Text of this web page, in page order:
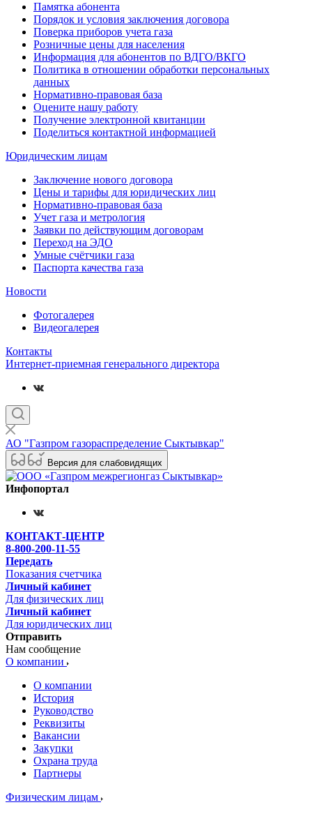
Памятка абонента
Порядок и условия заключения договора
Поверка приборов учета газа
Розничные цены для населения
Информация для абонентов по ВДГО/ВКГО
Политика в отношении обработки персональных
данных
Нормативно-правовая база
Оцените нашу работу
Получение электронной квитанции
Поделиться контактной информацией
Юридическим лицам
Заключение нового договора
Цены и тарифы для юридических лиц
Нормативно-правовая база
Учет газа и метрология
Заявки по действующим договорам
Переход на ЭДО
Умные счётчики газа
Паспорта качества газа
Новости
Фотогалерея
Видеогалерея
Контакты
Интернет-приемная генерального директора
АО "Газпром газораспределение Сыктывкар"
Версия для слабовидящих
Инфопортал
КОНТАКТ-ЦЕНТР
8-800-200-11-55
Передать
Показания счетчика
Личный кабинет
Для физических лиц
Личный кабинет
Для юридических лиц
Отправить
Нам сообщение
О компании
О компании
История
Руководство
Реквизиты
Вакансии
Закупки
Охрана труда
Партнеры
Физическим лицам